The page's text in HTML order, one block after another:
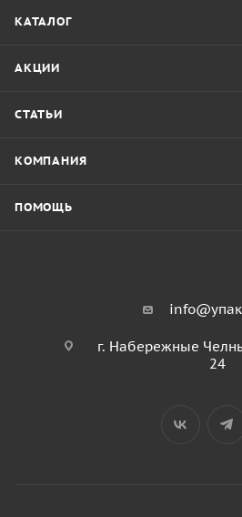
КАТАЛОГ
АКЦИИ
СТАТЬИ
КОМПАНИЯ
ПОМОЩЬ
г. Набережные
24